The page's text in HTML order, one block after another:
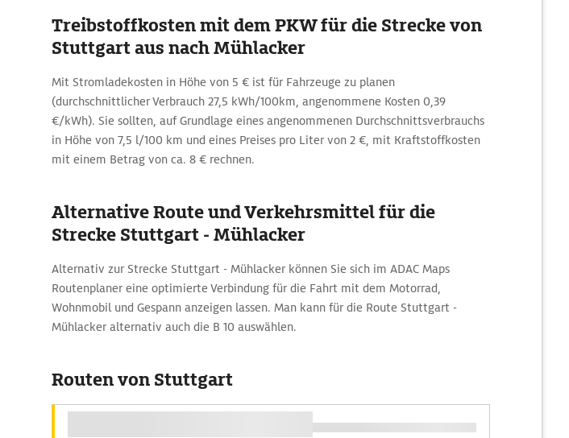
Treibstoffkosten mit dem PKW für die Strecke von
Stuttgart aus nach Mühlacker
Mit Stromladekosten in Höhe von 5 € ist für Fahrzeuge zu planen
(durchschnittlicher Verbrauch 27,5 kWh/100km, angenommene Kosten 0,39
€/kWh). Sie sollten, auf Grundlage eines angenommenen Durchschnittsverbrauchs
in Höhe von 7,5 l/100 km und eines Preises pro Liter von 2 €, mit Kraftstoffkosten
mit einem Betrag von ca. 8 € rechnen.
Alternative Route und Verkehrsmittel für die
Strecke Stuttgart - Mühlacker
Alternativ zur Strecke Stuttgart - Mühlacker können Sie sich im ADAC Maps
Routenplaner eine optimierte Verbindung für die Fahrt mit dem Motorrad,
Wohnmobil und Gespann anzeigen lassen. Man kann für die Route Stuttgart -
Mühlacker alternativ auch die B 10 auswählen.
Routen von Stuttgart